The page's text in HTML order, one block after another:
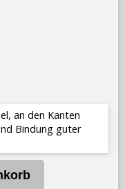
an den Kanten
Bindung guter